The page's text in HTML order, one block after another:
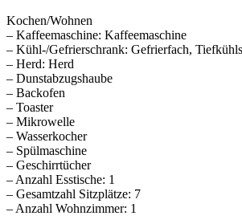
Kochen/Wohnen
– Kaffeemaschine: Kaffeemaschine
– Kühl-/Gefrierschrank: Gefrierfach,
– Herd: Herd
– Dunstabzugshaube
– Backofen
– Toaster
– Mikrowelle
– Wasserkocher
– Spülmaschine
– Geschirrtücher
– Anzahl Esstische: 1
– Gesamtzahl Sitzplätze: 7
– Anzahl Wohnzimmer: 1